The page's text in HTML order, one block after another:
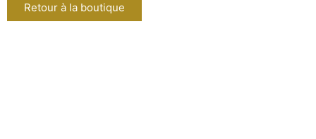
Retour à la boutique